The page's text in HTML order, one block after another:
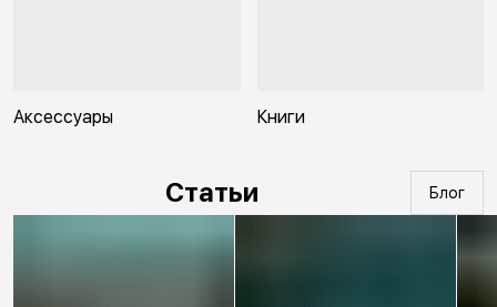
Аксессуары Книги
Статьи Блог